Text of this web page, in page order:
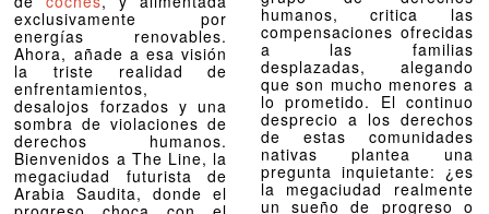
exclusivamente por
energías renovables.
Ahora, añade a esa visión
la triste realidad de
enfrentamientos,
desalojos forzados y una
sombra de violaciones de
derechos humanos.
Bienvenidos a The Line, la
megaciudad futurista de
Arabia Saudita, donde el
humanos, critica las
compensaciones ofrecidas
a las familias
desplazadas, alegando
que son mucho menores a
lo prometido. El continuo
desprecio a los derechos
de estas comunidades
nativas plantea una
pregunta inquietante: ¿es
la megaciudad realmente
un sueño de progreso o